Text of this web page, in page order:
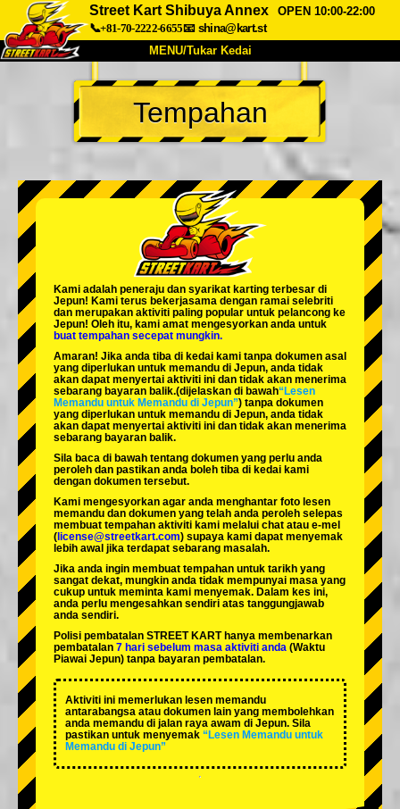
Street Kart Shibuya Annex
OPEN 10:00-22:00
📞+81-70-2222-6655📧 shina@kart.st
MENU/Tukar Kedai
UTAMA
Tentang Spesifikasi Harga
Syarikat Tempahan
Tukar Kedai
Tokyo Shinagawa Tokyo Akihabara#1
Tokyo Akihabara#2
Tokyo Shibuya Annex Tokyo Bay
Tokyo Asakusa Osaka
Okinawa
Tempahan
Kami adalah peneraju dan syarikat karting terbesar di
Jepun! Kami terus bekerjasama dengan ramai selebriti
dan merupakan aktiviti paling popular untuk pelancong ke
Jepun! Oleh itu, kami amat mengesyorkan anda untuk
buat tempahan secepat mungkin.
Amaran! Jika anda tiba di kedai kami tanpa dokumen asal
yang diperlukan untuk memandu di Jepun, anda tidak
akan dapat menyertai aktiviti ini dan tidak akan menerima
sebarang bayaran balik.(dijelaskan di bawah“Lesen
Memandu untuk Memandu di Jepun”) tanpa dokumen
yang diperlukan untuk memandu di Jepun, anda tidak
akan dapat menyertai aktiviti ini dan tidak akan menerima
sebarang bayaran balik.
Sila baca di bawah tentang dokumen yang perlu anda
peroleh dan pastikan anda boleh tiba di kedai kami
dengan dokumen tersebut.
Kami mengesyorkan agar anda menghantar foto lesen
memandu dan dokumen yang telah anda peroleh selepas
membuat tempahan aktiviti kami melalui chat atau e-mel
( license@streetkart.com) supaya kami dapat menyemak
lebih awal jika terdapat sebarang masalah.
Jika anda ingin membuat tempahan untuk tarikh yang
sangat dekat, mungkin anda tidak mempunyai masa yang
cukup untuk meminta kami menyemak. Dalam kes ini,
anda perlu mengesahkan sendiri atas tanggungjawab
anda sendiri.
Polisi pembatalan STREET KART hanya membenarkan
pembatalan 7 hari sebelum masa aktiviti anda (Waktu
Piawai Jepun) tanpa bayaran pembatalan.
Aktiviti ini memerlukan lesen memandu
antarabangsa atau dokumen lain yang membolehkan
anda memandu di jalan raya awam di Jepun. Sila
pastikan untuk menyemak “Lesen Memandu untuk
Memandu di Jepun”